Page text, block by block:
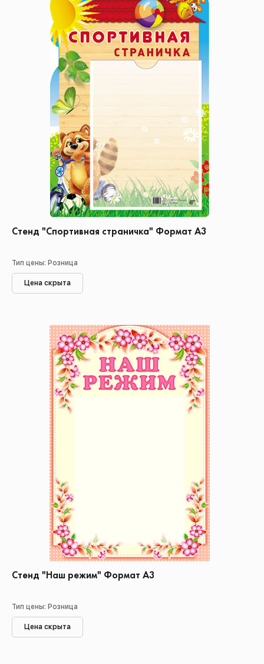
Стенд "Спортивная страничка" Формат А3
Тип цены: Розница
Цена скрыта
Стенд "Наш режим" Формат А3
Тип цены: Розница
Цена скрыта